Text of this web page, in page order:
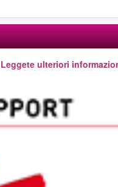
Leggete ulteriori